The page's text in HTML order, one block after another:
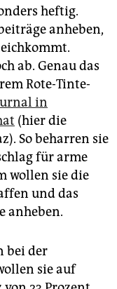
heftig.
anheben,
ab. Genau das
Rote-Tinte-
in
(hier die
So beharren sie
für arme
wollen sie die
und das
anheben.
bei der
sie auf